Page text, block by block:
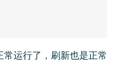
运行了，刷新也是正常